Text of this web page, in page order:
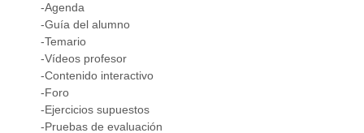
-Agenda
-Guía del alumno
-Temario
-Vídeos profesor
-Contenido interactivo
-Foro
-Ejercicios supuestos
-Pruebas de evaluación